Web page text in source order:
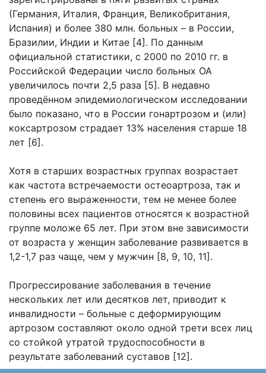
(Германия, Италия, Франция, Великобритания,
Испания) и более 380 млн. больных – в России,
Бразилии, Индии и Китае [4]. По данным
официальной статистики, с 2000 по 2010 гг. в
Российской Федерации число больных ОА
увеличилось почти 2,5 раза [5]. В недавно
проведённом эпидемиологическом исследовании
было показано, что в России гонартрозом и (или)
коксартрозом страдает 13% населения старше 18
лет [6].
Хотя в старших возрастных группах возрастает
как частота встречаемости остеоартроза, так и
степень его выраженности, тем не менее более
половины всех пациентов относятся к возрастной
группе моложе 65 лет. При этом вне зависимости
от возраста у женщин заболевание развивается в
1,2-1,7 раз чаще, чем у мужчин [8, 9, 10, 11].
Прогрессирование заболевания в течение
нескольких лет или десятков лет, приводит к
инвалидности – больные с деформирующим
артрозом составляют около одной трети всех лиц
со стойкой утратой трудоспособности в
результате заболеваний суставов [12].